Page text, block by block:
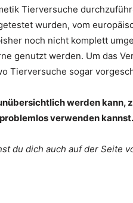
Tierversuche
wurden, vom
noch nicht komplett
genutzt werden. Um das
Tierversuche sogar
werden kann,
verwenden kannst.
du dich auch auf der Seite